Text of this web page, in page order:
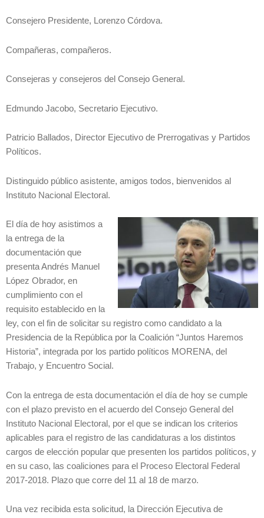
Consejero Presidente, Lorenzo Córdova.
Compañeras, compañeros.
Consejeras y consejeros del Consejo General.
Edmundo Jacobo, Secretario Ejecutivo.
Patricio Ballados, Director Ejecutivo de Prerrogativas y Partidos
Políticos.
Distinguido público asistente, amigos todos, bienvenidos al
Instituto Nacional Electoral.
El día de hoy asistimos a
la entrega de la
documentación que
presenta Andrés Manuel
López Obrador, en
cumplimiento con el
requisito establecido en la
ley, con el fin de solicitar su registro como candidato a la
Presidencia de la República por la Coalición “Juntos Haremos
Historia”, integrada por los partido políticos MORENA, del
Trabajo, y Encuentro Social.
Con la entrega de esta documentación el día de hoy se cumple
con el plazo previsto en el acuerdo del Consejo General del
Instituto Nacional Electoral, por el que se indican los criterios
aplicables para el registro de las candidaturas a los distintos
cargos de elección popular que presenten los partidos políticos, y
en su caso, las coaliciones para el Proceso Electoral Federal
2017-2018. Plazo que corre del 11 al 18 de marzo.
Una vez recibida esta solicitud, la Dirección Ejecutiva de